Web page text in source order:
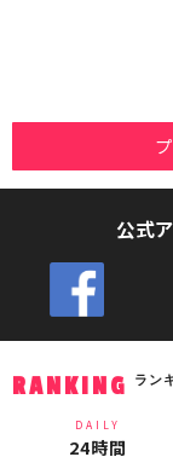
公式
RANKING ラン
DAILY
24時間